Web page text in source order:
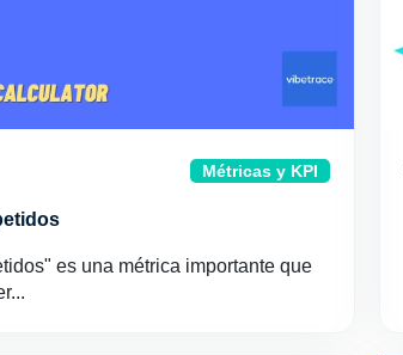
Métricas y KPI
es una métrica importante que